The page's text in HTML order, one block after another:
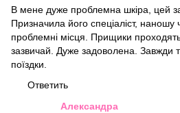
В мене дуже проблемна шкіра, цей
Призначила його спеціаліст, наношу
проблемні місця. Прищики
зазвичай. Дуже задоволена. Завжди
поїздки.
Ответить
Александра